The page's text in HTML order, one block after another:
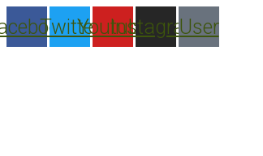
to
content
TwitterYoutube
Instagram
User